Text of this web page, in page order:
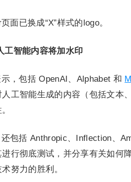
面已换成“X”样式的logo。
工智能内容将加水印
，包括 OpenAI、Alphabet 和
人工智能生成的内容（包括文本
包括 Anthropic、Inflection、
行彻底测试，并分享有关如何
努力的胜利。